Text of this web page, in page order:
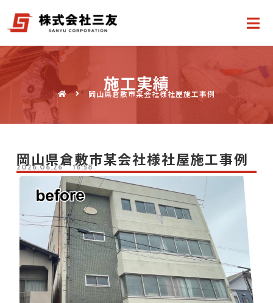
施工実績
岡山県倉敷市某会社様社屋施工事例
岡山県倉敷市某会社様社屋施工事例
2026.06.26 16:58